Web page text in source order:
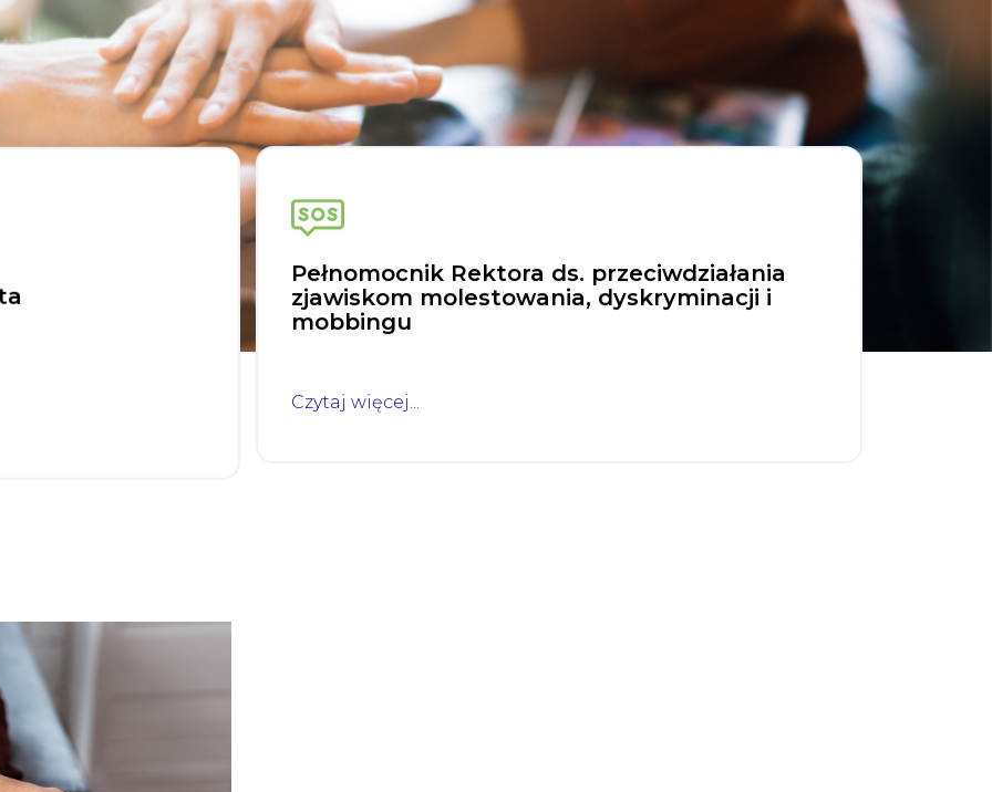
Pełnomocnik Rektora ds. przeciwdziałania
zjawiskom molestowania, dyskryminacji i
mobbingu
Czytaj więcej...